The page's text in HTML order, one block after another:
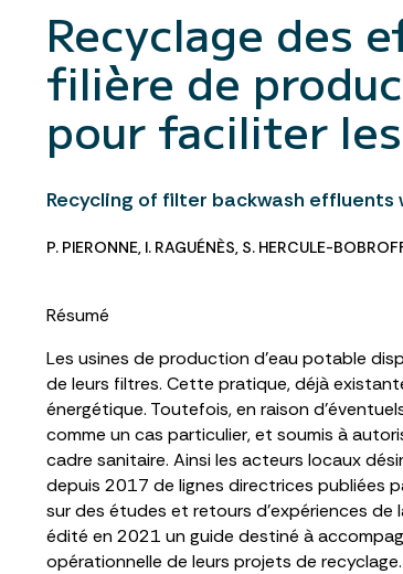
Recyclage des
filière de
pour faciliter
Recycling of filter backwash
P. PIERONNE, I. RAGUÉNÈS, S. HERCULE-
Résumé
Les usines de production d’eau potable
de leurs filtres. Cette pratique, déjà
énergétique. Toutefois, en raison
comme un cas particulier, et soumis à
cadre sanitaire. Ainsi les acteurs locaux
depuis 2017 de lignes directrices publiées
sur des études et retours d’expériences de
édité en 2021 un guide destiné à
opérationnelle de leurs projets de